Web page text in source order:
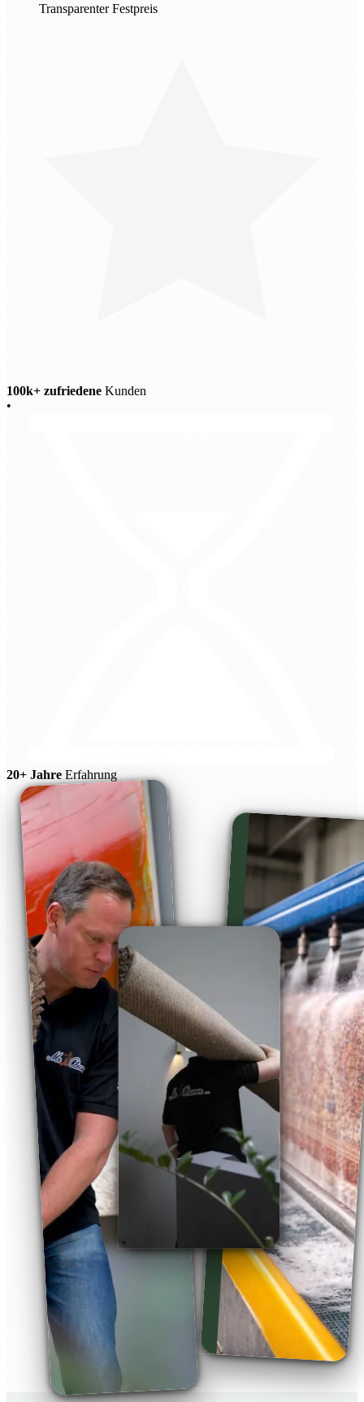
Transparenter Festpreis
100k+ zufriedene Kunden
•
20+ Jahre Erfahrung